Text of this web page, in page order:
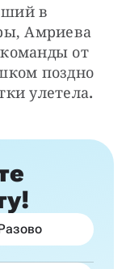
в
Амриева
от
поздно
улетела.